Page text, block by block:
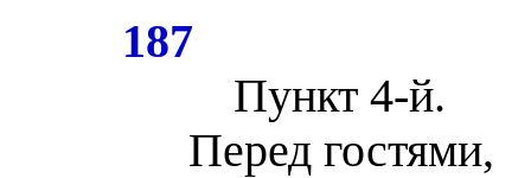
187
Пункт 4-й.
Перед гостями,